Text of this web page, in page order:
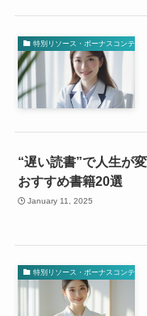
特別リソース・ボーナスコンテンツ
“遅い読書”で人生が
おすすめ書籍20選
January 11, 2025
特別リソース・ボーナスコンテンツ